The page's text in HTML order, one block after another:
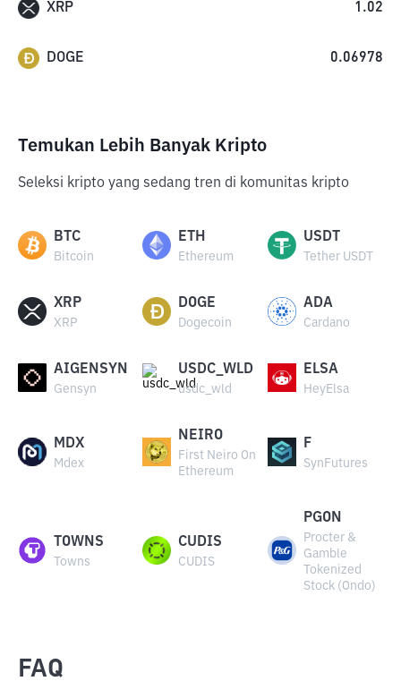
XRP 1.02
DOGE 0.06978
Temukan Lebih Banyak Kripto
Seleksi kripto yang sedang tren di komunitas kripto
BTC
Bitcoin
ETH
Ethereum
USDT
Tether USDT
XRP
XRP
DOGE
Dogecoin
ADA
Cardano
AIGENSYN
Gensyn
USDC_WLD
usdc_wld
ELSA
HeyElsa
MDX
Mdex
NEIRO
First Neiro On
Ethereum
F
SynFutures
TOWNS
Towns
CUDIS
CUDIS
PGON
Procter &
Gamble
Tokenized
Stock (Ondo)
FAQ